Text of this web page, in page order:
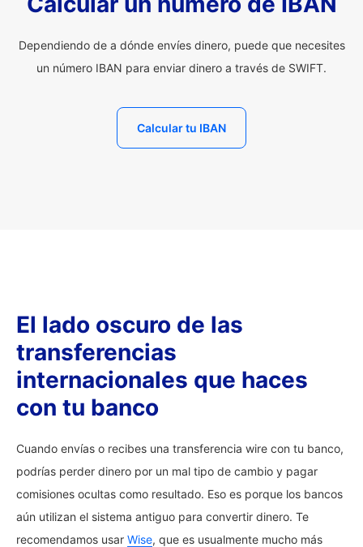
Dependiendo de a dónde envíes dinero, puede que necesites
un número IBAN para enviar dinero a través de SWIFT.
Calcular tu IBAN
El lado oscuro de las
transferencias
internacionales que haces
con tu banco
Cuando envías o recibes una transferencia wire con tu banco,
podrías perder dinero por un mal tipo de cambio y pagar
comisiones ocultas como resultado. Eso es porque los bancos
aún utilizan el sistema antiguo para convertir dinero. Te
recomendamos usar Wise, que es usualmente mucho más